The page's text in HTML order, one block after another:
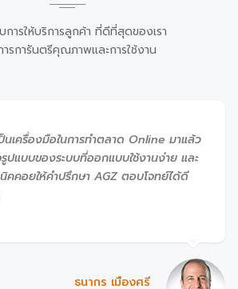
การให้บริการลูกค้า ที่ดีที่สุดของเรา
ารการันตรีคุณภาพและการใช้งาน
ราคาถูกใจมากครับ ผลงานดีๆไม่จำเป็น
เสมอไป ขอบคุณทีม adgroupszone
ธรรมชาติ คำหมื่น